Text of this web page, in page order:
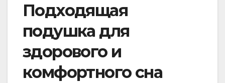
Подходящая
подушка для
здорового и
комфортного сна